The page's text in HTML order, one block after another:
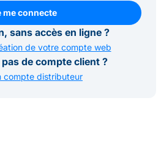
me connecte
me connecte
sans accès en ligne ?
de votre compte web
de compte client ?
compte distributeur